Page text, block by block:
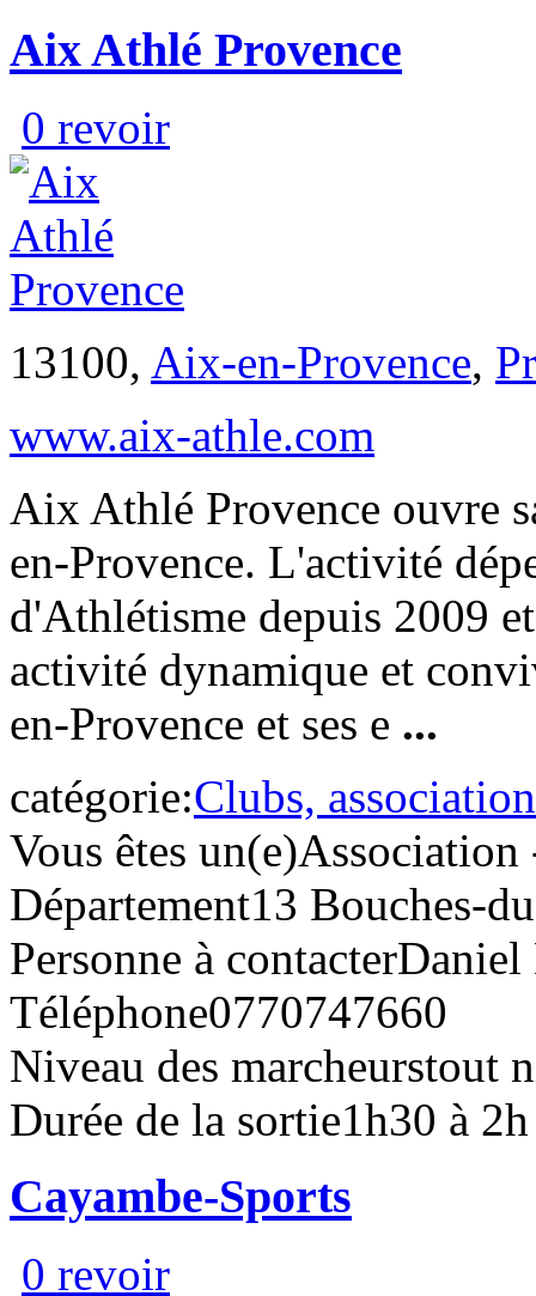
Aix Athlé Provence
0 revoir
13100, Aix-en-Provence,
www.aix-athle.com
Aix Athlé Provence ouvre
en-Provence. L'activité
d'Athlétisme depuis 2009
activité dynamique et
en-Provence et ses e ...
catégorie:Clubs,
Vous êtes un(e)Association
Département13 Bouches-
Personne à contacterDaniel
Téléphone0770747660
Niveau des marcheurstout
Durée de la sortie1h30 à 2h
Cayambe-Sports
0 revoir